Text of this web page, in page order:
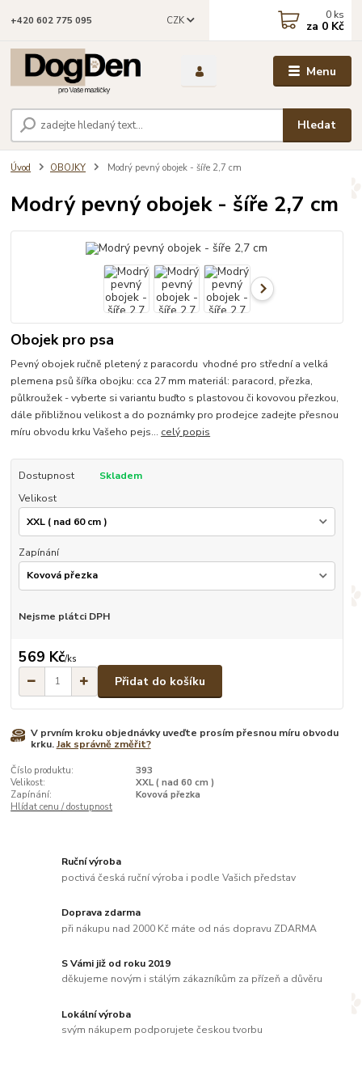
Menu
CZK
Hledat
+420 602 775 095 0 ks
za 0 Kč
Úvod OBOJKY Modrý pevný obojek - šíře 2,7 cm
Modrý pevný obojek - šíře 2,7 cm
Obojek pro psa
Pevný obojek ručně pletený z paracordu vhodné pro střední a velká
plemena psů šířka obojku: cca 27 mm materiál: paracord, přezka,
půlkroužek - vyberte si variantu buďto s plastovou či kovovou přezkou,
dále přibližnou velikost a do poznámky pro prodejce zadejte přesnou
míru obvodu krku Vašeho pejs... celý popis
Dostupnost
Skladem
Velikost
Zapínání
Nejsme plátci DPH
569 Kč/ks
Přidat do košíku
V prvním kroku objednávky uveďte prosím přesnou míru obvodu
krku.Jak správně změřit?
Číslo produktu:
393
Velikost:
XXL ( nad 60 cm )
Zapínání:
Kovová přezka
Hlídat cenu / dostupnost
Ruční výroba
poctivá česká ruční výroba i podle Vašich představ
Doprava zdarma
při nákupu nad 2000 Kč máte od nás dopravu ZDARMA
S Vámi již od roku 2019
děkujeme novým i stálým zákazníkům za přízeň a důvěru
Lokální výroba
svým nákupem podporujete českou tvorbu